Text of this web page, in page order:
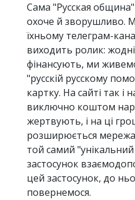
Сама "Русская
охоче й зворушливо.
їхньому телеграм-
виходить ролик: жодні
фінансують, ми
"русскій русскому
картку. На сайті так і
виключно коштом
жертвують, і на ці
розширюється
той самий
застосунок
цей застосунок, до
повернемося.